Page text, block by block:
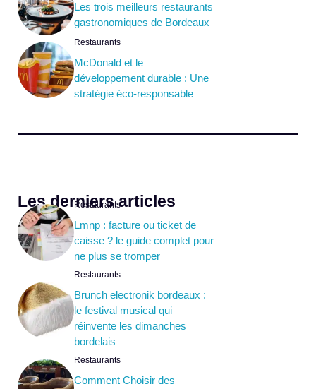
Les trois meilleurs restaurants
gastronomiques de Bordeaux
Restaurants
McDonald et le
développement durable : Une
stratégie éco-responsable
Les derniers articles
Restaurants
Lmnp : facture ou ticket de
caisse ? le guide complet pour
ne plus se tromper
Restaurants
Brunch electronik bordeaux :
le festival musical qui
réinvente les dimanches
bordelais
Restaurants
Comment Choisir des